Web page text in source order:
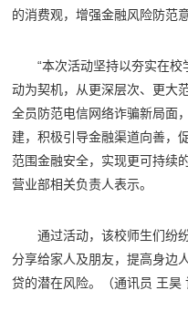
的消费观，增强金融风险防范意
“本次活动坚持以夯实在
动为契机，从更深层次、更大
全员防范电信网络诈骗新局面
建，积极引导金融渠道向善，
范围金融安全，实现更可持续
营业部相关负责人表示。
通过活动，该校师生们纷
分享给家人及朋友，提高身边
贷的潜在风险。（通讯员 王昊